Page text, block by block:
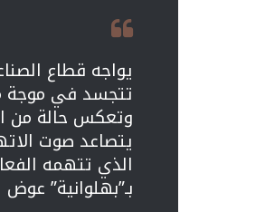
يواجه قطاع
تتجسد في موجة
وتعكس حالة من
يتصاعد صوت
الذي تتهمه
بـ”بهلوانية”